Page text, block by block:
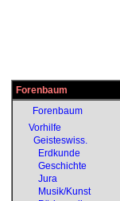
Forenbaum
Forenbaum
Vorhilfe
Geisteswiss.
Erdkunde
Geschichte
Jura
Musik/Kunst